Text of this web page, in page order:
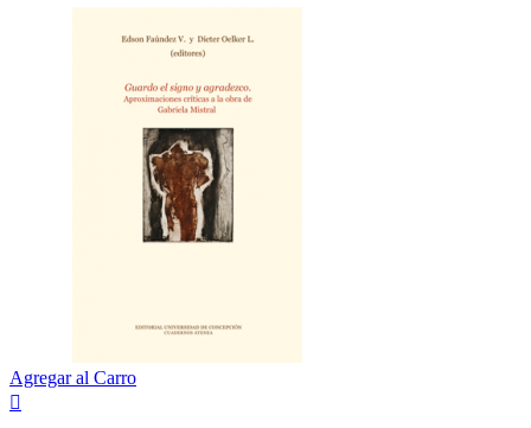
Agregar al Carro
